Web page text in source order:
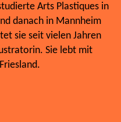
Arts Plastiques in
danach in Mannheim
sie seit vielen Jahren
Sie lebt mit